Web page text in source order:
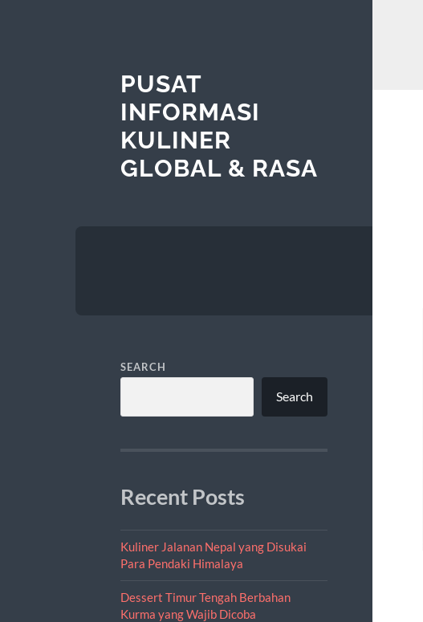
PUSAT
INFORMASI
KULINER
GLOBAL & RASA
SEARCH
Search
Recent Posts
Kuliner Jalanan Nepal yang Disukai
Para Pendaki Himalaya
Dessert Timur Tengah Berbahan
Kurma yang Wajib Dicoba